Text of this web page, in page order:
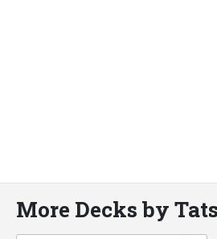
More Decks by